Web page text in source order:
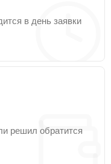
в день заявки
решил обратится